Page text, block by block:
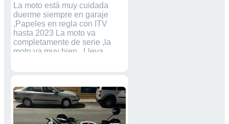
La moto está muy cuidada
duerme siempre en garaje
,Papeles en regla con ITV
hasta 2023 La moto va
completamente de serie ,la
moto va muy bien . Lleva
17’5 delorto se le daria su
cachas,2 pares de
ruedas(llantas de palo slim de
competición),
intermitentes,Portamatriculas